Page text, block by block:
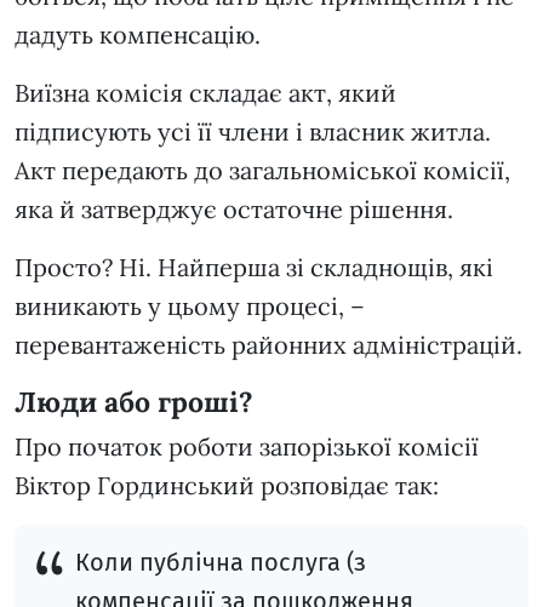
дадуть компенсацію.
Виїзна комісія складає акт, який
підписують усі її члени і власник житла.
Акт передають до загальноміської комісії,
яка й затверджує остаточне рішення.
Просто? Ні. Найперша зі складнощів, які
виникають у цьому процесі, –
перевантаженість районних адміністрацій.
Люди або гроші?
Про початок роботи запорізької комісії
Віктор Гординський розповідає так:
Коли публічна послуга (з